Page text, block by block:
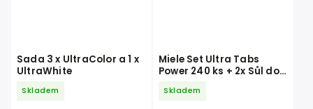
Sada 3 x UltraColor a 1 x
UltraWhite
Skladem
Miele Set Ultra Tabs
Power 240 ks + 2x Sůl do
500 ml
Skladem